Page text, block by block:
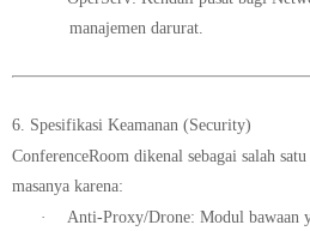
manajemen darurat.
6. Spesifikasi Keamanan (Security)
ConferenceRoom dikenal sebagai salah
masanya karena:
·
Anti-Proxy/Drone: Modul bawaan